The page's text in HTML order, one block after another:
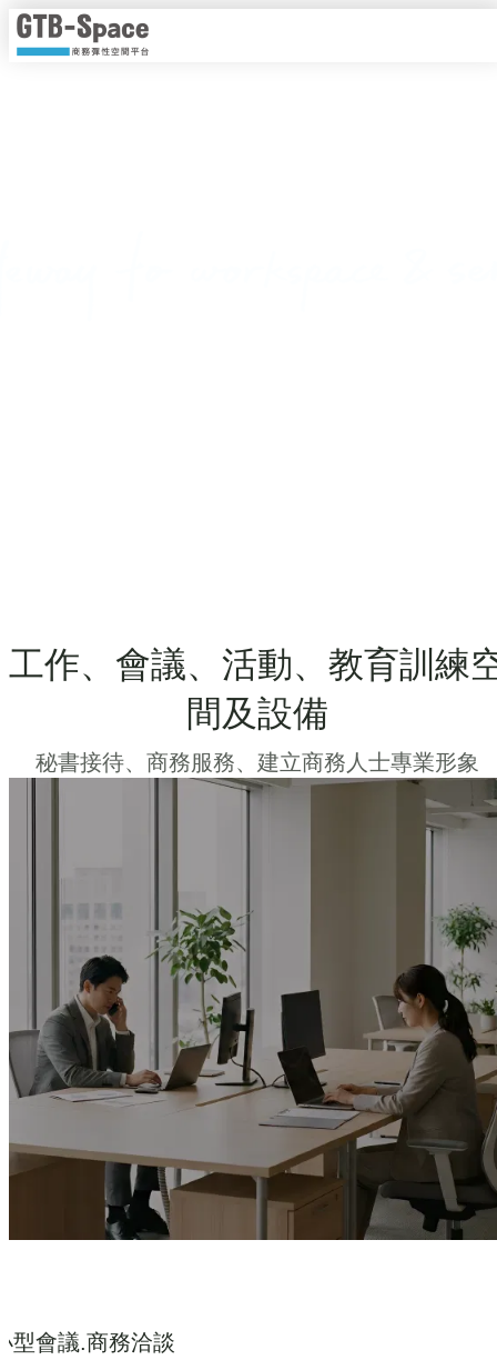
工作、會議、活動、教育訓練
間及設備
秘書接待、商務服務、建立商務人士專業形象
型會議.商務洽談